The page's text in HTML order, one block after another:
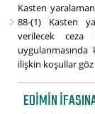
Kasten
88-(1) Kasten
verilecek
ilişkin koşullar
EDIMIN